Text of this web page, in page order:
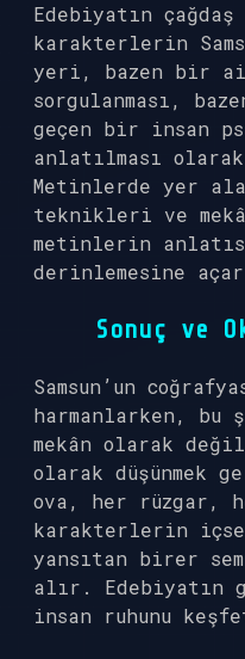
Edebiyatın
karakterlerin
yeri, bazen bir
sorgulanması,
geçen bir insan
anlatılması
Metinlerde yer
teknikleri ve
metinlerin
derinlemesine
Sonuç ve
Samsun’un
harmanlarken, bu
mekân olarak
olarak düşünmek
ova, her rüzgar,
karakterlerin
yansıtan birer
alır. Edebiyatın
insan ruhunu